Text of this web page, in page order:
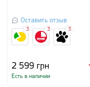
Оставить отзыв
2 599 грн
Есть в наличии
3 3 3